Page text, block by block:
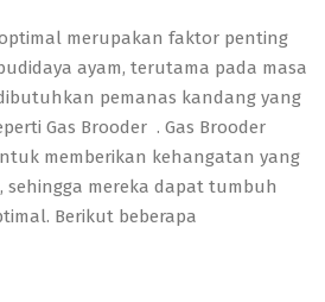
merupakan faktor penting
ayam, terutama pada masa
pemanas kandang yang
Gas Brooder . Gas Brooder
memberikan kehangatan yang
sehingga mereka dapat tumbuh
Berikut beberapa